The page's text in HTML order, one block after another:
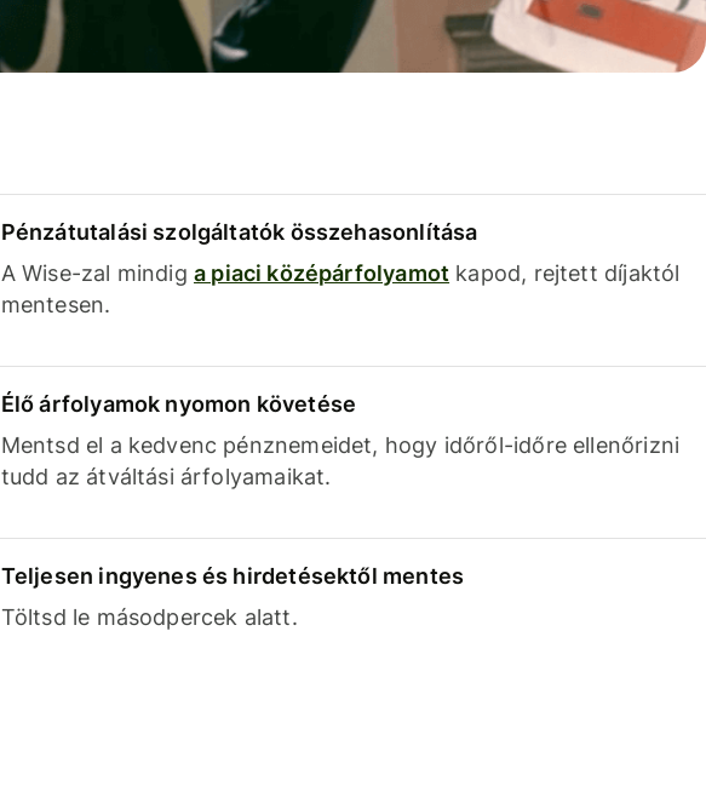
Pénzátutalási szolgáltatók összehasonlítása
A Wise-zal mindig a piaci középárfolyamot kapod, rejtett díjaktól
mentesen.
Élő árfolyamok nyomon követése
Mentsd el a kedvenc pénznemeidet, hogy időről-időre ellenőrizni
tudd az átváltási árfolyamaikat.
Teljesen ingyenes és hirdetésektől mentes
Töltsd le másodpercek alatt.